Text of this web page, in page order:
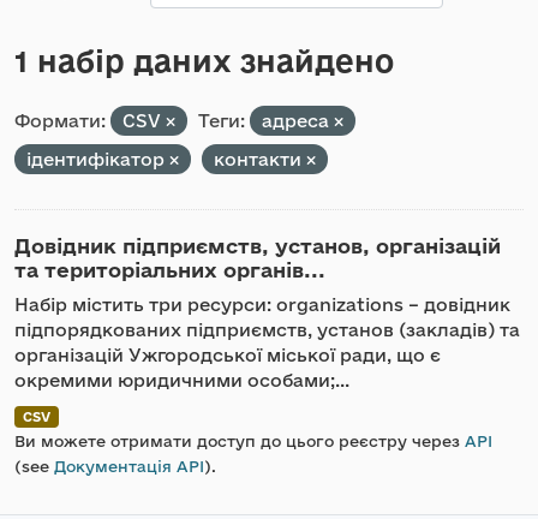
1 набір даних знайдено
Формати: CSV Теги:
адреса
ідентифікатор
контакти
Довідник підприємств, установ, організацій
та територіальних органів...
Набір містить три ресурси: organizations – довідник
підпорядкованих підприємств, установ (закладів) та
організацій Ужгородської міської ради, що є
окремими юридичними особами;...
CSV
Ви можете отримати доступ до цього реєстру через API
(see Документація API).